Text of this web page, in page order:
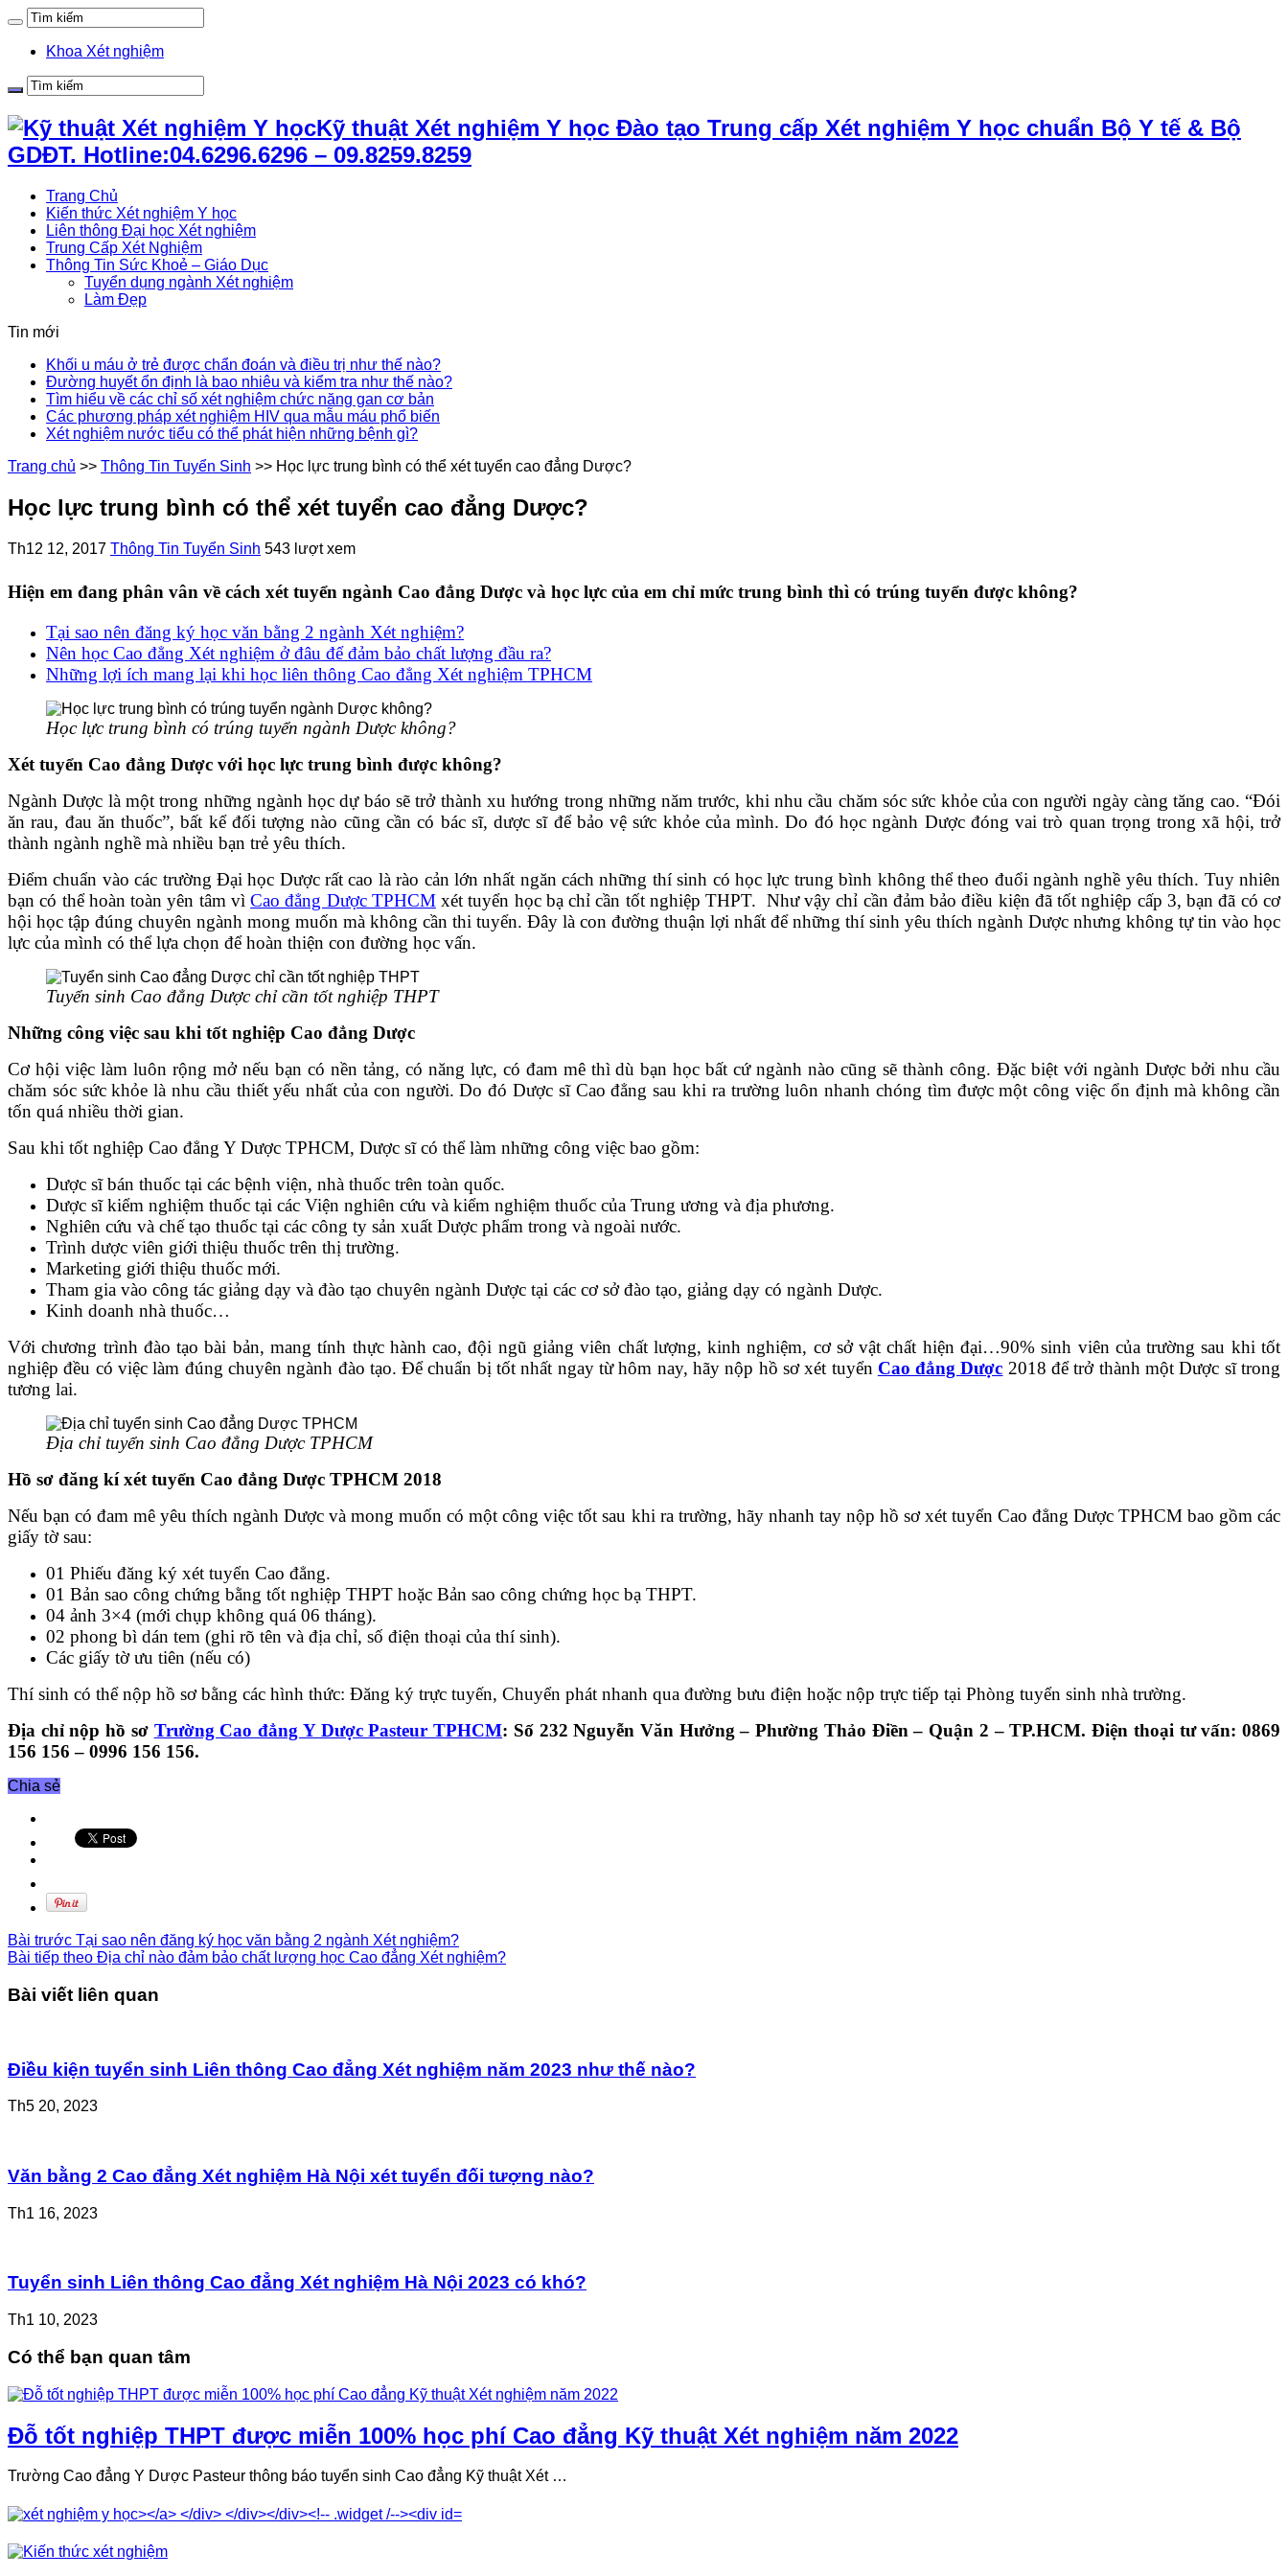
Khoa Xét nghiệm
Kỹ thuật Xét nghiệm Y học Đào tạo Trung cấp Xét nghiệm Y học chuẩn Bộ Y tế & Bộ
GDĐT. Hotline:04.6296.6296 – 09.8259.8259
Trang Chủ
Kiến thức Xét nghiệm Y học
Liên thông Đại học Xét nghiệm
Trung Cấp Xét Nghiệm
Thông Tin Sức Khoẻ – Giáo Dục
Tuyển dụng ngành Xét nghiệm
Làm Đẹp
Tin mới
Khối u máu ở trẻ được chẩn đoán và điều trị như thế nào?
Đường huyết ổn định là bao nhiêu và kiểm tra như thế nào?
Tìm hiểu về các chỉ số xét nghiệm chức năng gan cơ bản
Các phương pháp xét nghiệm HIV qua mẫu máu phổ biến
Xét nghiệm nước tiểu có thể phát hiện những bệnh gì?
Trang chủ >> Thông Tin Tuyển Sinh >> Học lực trung bình có thể xét tuyển cao đẳng Dược?
Học lực trung bình có thể xét tuyển cao đẳng Dược?
Th12 12, 2017 Thông Tin Tuyển Sinh 543 lượt xem
Hiện em đang phân vân về cách xét tuyển ngành Cao đẳng Dược và học lực của em chỉ mức trung bình thì có trúng tuyển được không?
Tại sao nên đăng ký học văn bằng 2 ngành Xét nghiệm?
Nên học Cao đẳng Xét nghiệm ở đâu để đảm bảo chất lượng đầu ra?
Những lợi ích mang lại khi học liên thông Cao đẳng Xét nghiệm TPHCM
Học lực trung bình có trúng tuyển ngành Dược không?
Xét tuyển Cao đẳng Dược với học lực trung bình được không?
Ngành Dược là một trong những ngành học dự báo sẽ trở thành xu hướng trong những năm trước, khi nhu cầu chăm sóc sức khỏe của con người ngày càng tăng cao. “Đói
ăn rau, đau ăn thuốc”, bất kể đối tượng nào cũng cần có bác sĩ, dược sĩ để bảo vệ sức khỏe của mình. Do đó học ngành Dược đóng vai trò quan trọng trong xã hội, trở
thành ngành nghề mà nhiều bạn trẻ yêu thích.
Điểm chuẩn vào các trường Đại học Dược rất cao là rào cản lớn nhất ngăn cách những thí sinh có học lực trung bình không thể theo đuổi ngành nghề yêu thích. Tuy nhiên
bạn có thể hoàn toàn yên tâm vìCao đẳng Dược TPHCMxét tuyển học bạ chỉ cần tốt nghiệp THPT. Như vậy chỉ cần đảm bảo điều kiện đã tốt nghiệp cấp 3, bạn đã có cơ
hội học tập đúng chuyên ngành mong muốn mà không cần thi tuyển. Đây là con đường thuận lợi nhất để những thí sinh yêu thích ngành Dược nhưng không tự tin vào học
lực của mình có thể lựa chọn để hoàn thiện con đường học vấn.
Tuyển sinh Cao đẳng Dược chỉ cần tốt nghiệp THPT
Những công việc sau khi tốt nghiệp Cao đẳng Dược
Cơ hội việc làm luôn rộng mở nếu bạn có nền tảng, có năng lực, có đam mê thì dù bạn học bất cứ ngành nào cũng sẽ thành công. Đặc biệt với ngành Dược bởi nhu cầu
chăm sóc sức khỏe là nhu cầu thiết yếu nhất của con người. Do đó Dược sĩ Cao đẳng sau khi ra trường luôn nhanh chóng tìm được một công việc ổn định mà không cần
tốn quá nhiều thời gian.
Sau khi tốt nghiệp Cao đẳng Y Dược TPHCM, Dược sĩ có thể làm những công việc bao gồm:
Dược sĩ bán thuốc tại các bệnh viện, nhà thuốc trên toàn quốc.
Dược sĩ kiểm nghiệm thuốc tại các Viện nghiên cứu và kiểm nghiệm thuốc của Trung ương và địa phương.
Nghiên cứu và chế tạo thuốc tại các công ty sản xuất Dược phẩm trong và ngoài nước.
Trình dược viên giới thiệu thuốc trên thị trường.
Marketing giới thiệu thuốc mới.
Tham gia vào công tác giảng dạy và đào tạo chuyên ngành Dược tại các cơ sở đào tạo, giảng dạy có ngành Dược.
Kinh doanh nhà thuốc…
Với chương trình đào tạo bài bản, mang tính thực hành cao, đội ngũ giảng viên chất lượng, kinh nghiệm, cơ sở vật chất hiện đại…90% sinh viên của trường sau khi tốt
nghiệp đều có việc làm đúng chuyên ngành đào tạo. Để chuẩn bị tốt nhất ngay từ hôm nay, hãy nộp hồ sơ xét tuyển Cao đẳng Dược 2018 để trở thành một Dược sĩ trong
tương lai.
Địa chỉ tuyển sinh Cao đẳng Dược TPHCM
Hồ sơ đăng kí xét tuyển Cao đẳng Dược TPHCM 2018
Nếu bạn có đam mê yêu thích ngành Dược và mong muốn có một công việc tốt sau khi ra trường, hãy nhanh tay nộp hồ sơ xét tuyển Cao đẳng Dược TPHCM bao gồm các
giấy tờ sau:
01 Phiếu đăng ký xét tuyển Cao đẳng.
01 Bản sao công chứng bằng tốt nghiệp THPT hoặc Bản sao công chứng học bạ THPT.
04 ảnh 3×4 (mới chụp không quá 06 tháng).
02 phong bì dán tem (ghi rõ tên và địa chỉ, số điện thoại của thí sinh).
Các giấy tờ ưu tiên (nếu có)
Thí sinh có thể nộp hồ sơ bằng các hình thức: Đăng ký trực tuyến, Chuyển phát nhanh qua đường bưu điện hoặc nộp trực tiếp tại Phòng tuyển sinh nhà trường.
Địa chỉ nộp hồ sơ Trường Cao đẳng Y Dược Pasteur TPHCM: Số 232 Nguyễn Văn Hưởng – Phường Thảo Điền – Quận 2 – TP.HCM. Điện thoại tư vấn: 0869
156 156 – 0996 156 156.
Chia sẻ
Bài trước Tại sao nên đăng ký học văn bằng 2 ngành Xét nghiệm?
Bài tiếp theo Địa chỉ nào đảm bảo chất lượng học Cao đẳng Xét nghiệm?
Bài viết liên quan
Điều kiện tuyển sinh Liên thông Cao đẳng Xét nghiệm năm 2023 như thế nào?
Th5 20, 2023
Văn bằng 2 Cao đẳng Xét nghiệm Hà Nội xét tuyển đối tượng nào?
Th1 16, 2023
Tuyển sinh Liên thông Cao đẳng Xét nghiệm Hà Nội 2023 có khó?
Th1 10, 2023
Có thể bạn quan tâm
Đỗ tốt nghiệp THPT được miễn 100% học phí Cao đẳng Kỹ thuật Xét nghiệm năm 2022
Trường Cao đẳng Y Dược Pasteur thông báo tuyển sinh Cao đẳng Kỹ thuật Xét …